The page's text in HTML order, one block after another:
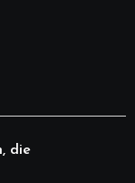
die